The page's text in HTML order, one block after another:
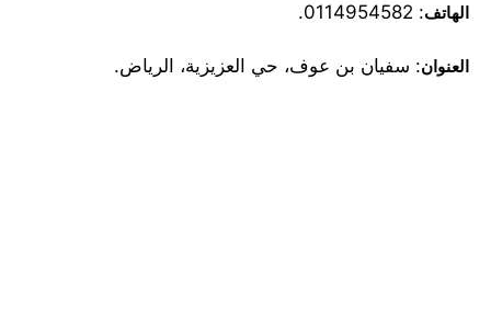
الهاتف: 0114954582.
العنوان: سفيان بن عوف، حي العزيزية، الرياض.